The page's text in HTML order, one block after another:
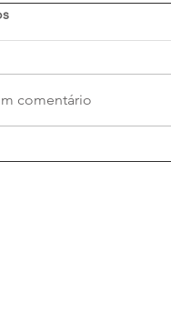
comentário